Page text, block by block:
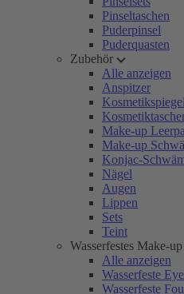
Pinseltaschen
Puderpinsel
Puderquasten
Zubehör
Alle anzeigen
Anspitzer
Make-up
Make-up
Konjac-
Nägel
Augen
Lippen
Sets
Teint
Wasserfestes Make-up
Alle anzeigen
Wasserfeste
Wasserfeste